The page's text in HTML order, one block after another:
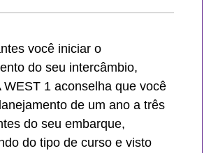
você iniciar o
do seu intercâmbio,
WEST 1 aconselha que você
de um ano a três
do seu embarque,
do tipo de curso e visto